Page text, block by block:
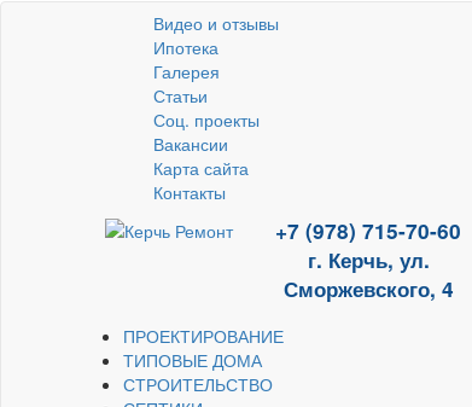
Видео и отзывы
Ипотека
Галерея
Статьи
Соц. проекты
Вакансии
Карта сайта
Контакты
+7 (978) 715-70-60
г. Керчь, ул.
Сморжевского, 4
ПРОЕКТИРОВАНИЕ
ТИПОВЫЕ ДОМА
СТРОИТЕЛЬСТВО